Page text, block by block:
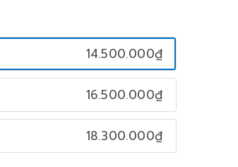
14.500.000₫
16.500.000₫
18.300.000₫